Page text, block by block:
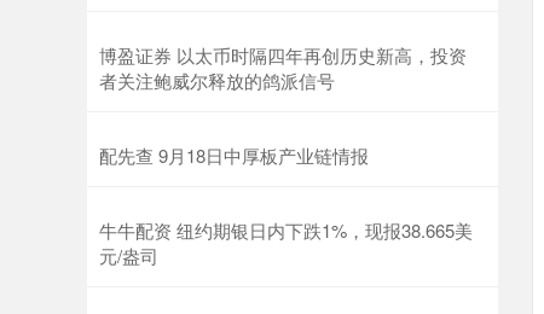
博盈证券 以太币时隔四年再创历史新高，投资
者关注鲍威尔释放的鸽派信号
配先查 9月18日中厚板产业链情报
牛牛配资 纽约期银日内下跌1%，现报38.665美
元/盎司